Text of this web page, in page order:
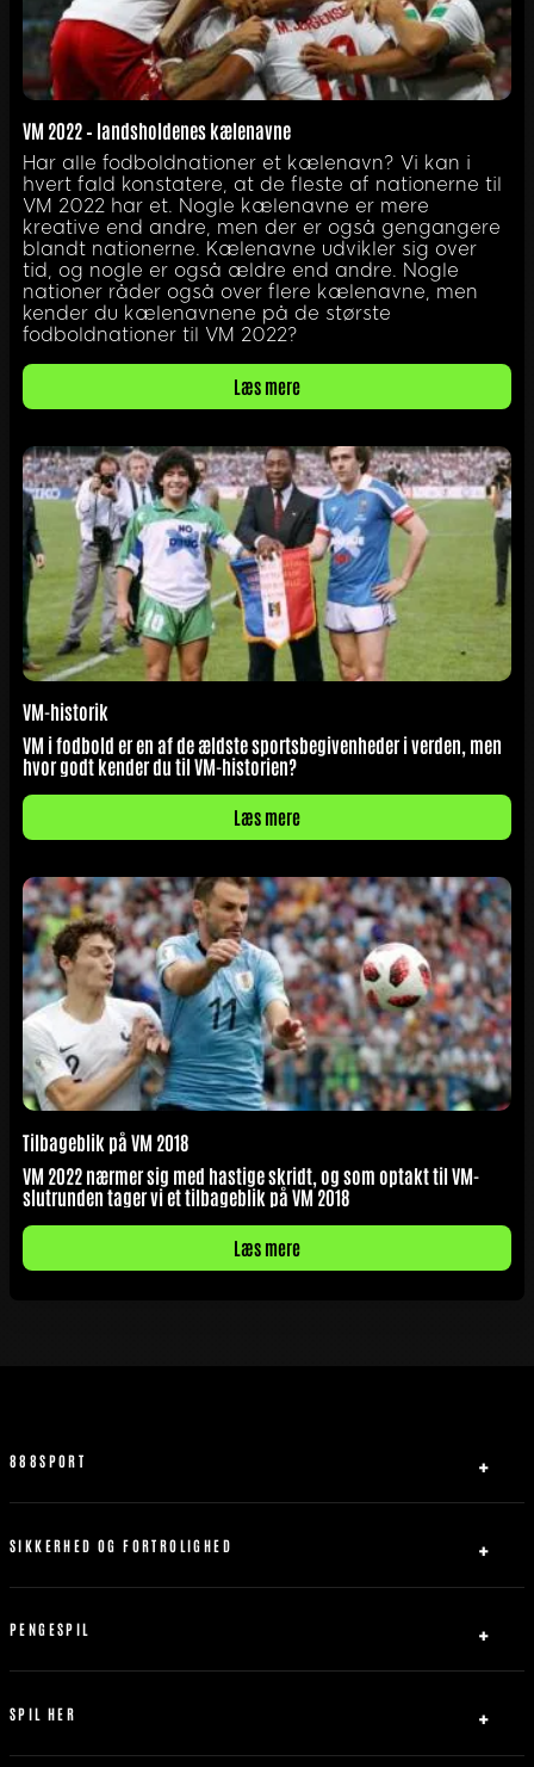
VM 2022 – landsholdenes kælenavne
Har alle fodboldnationer et kælenavn? Vi kan i
hvert fald konstatere, at de fleste af nationerne til
VM 2022 har et. Nogle kælenavne er mere
kreative end andre, men der er også gengangere
blandt nationerne. Kælenavne udvikler sig over
tid, og nogle er også ældre end andre. Nogle
nationer råder også over flere kælenavne, men
kender du kælenavnene på de største
fodboldnationer til VM 2022?
Læs mere
VM-historik
VM i fodbold er en af de ældste sportsbegivenheder i verden, men
hvor godt kender du til VM-historien?
Læs mere
Tilbageblik på VM 2018
VM 2022 nærmer sig med hastige skridt, og som optakt til VM-
slutrunden tager vi et tilbageblik på VM 2018
Læs mere
888SPORT
Om Os
Partner
SIKKERHED OG FORTROLIGHED
Privatlivspolitik
Ansvarligt Spil
Bonus Politik
PENGESPIL
Indbetaling
Udbetaling
SPIL HER
Fodbold